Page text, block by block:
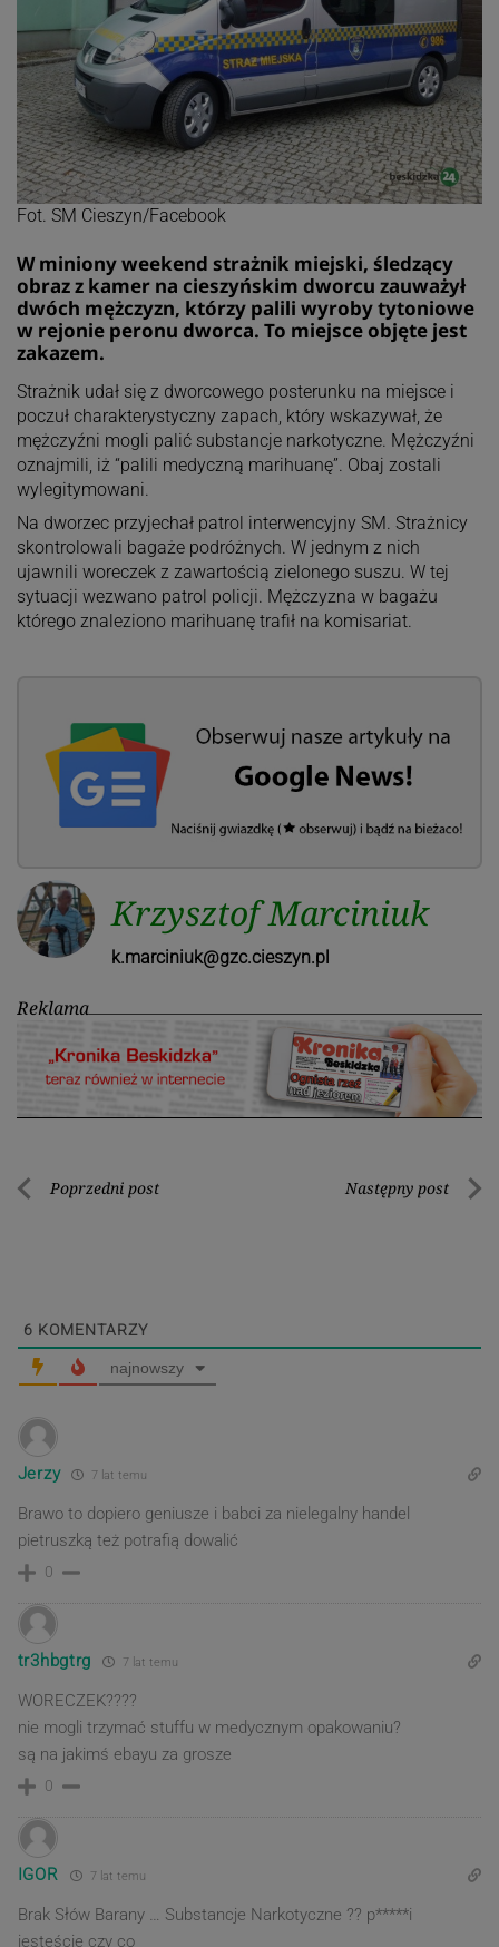
Fot. SM Cieszyn/Facebook
W miniony weekend strażnik miejski, śledzący
obraz z kamer na cieszyńskim dworcu zauważył
dwóch mężczyzn, którzy palili wyroby tytoniowe
w rejonie peronu dworca. To miejsce objęte jest
zakazem.
Strażnik udał się z dworcowego posterunku na miejsce i
poczuł charakterystyczny zapach, który wskazywał, że
mężczyźni mogli palić substancje narkotyczne. Mężczyźni
oznajmili, iż “palili medyczną marihuanę”. Obaj zostali
wylegitymowani.
Na dworzec przyjechał patrol interwencyjny SM. Strażnicy
skontrolowali bagaże podróżnych. W jednym z nich
ujawnili woreczek z zawartością zielonego suszu. W tej
sytuacji wezwano patrol policji. Mężczyzna w bagażu
którego znaleziono marihuanę trafił na komisariat.
Krzysztof Marciniuk
k.marciniuk@gzc.cieszyn.pl
Reklama
Nawigacja
Poprzedni post Następny post
6 KOMENTARZY
najnowszy
Jerzy 7 lat temu
Brawo to dopiero geniusze i babci za nielegalny handel
pietruszką też potrafią dowalić
0
tr3hbgtrg 7 lat temu
WORECZEK????
nie mogli trzymać stuffu w medycznym opakowaniu?
są na jakimś ebayu za grosze
0
IGOR 7 lat temu
Brak Słów Barany … Substancje Narkotyczne ?? p*****i
jesteście czy co